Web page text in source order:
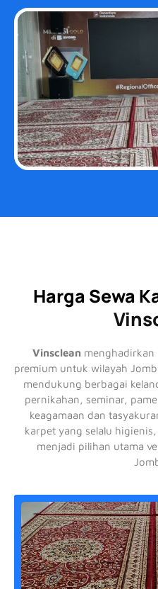
Harga Sewa
Vinsclean menghadirkan
premium untuk wilayah
mendukung berbagai
pernikahan, seminar,
keagamaan dan
karpet yang selalu
menjadi pilihan utama